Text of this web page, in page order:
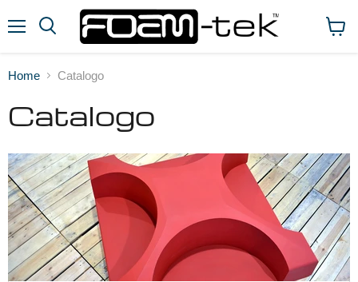
Home Catalogo
Catalogo